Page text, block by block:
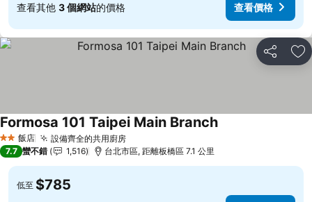
查看其他 3 個網站的價格 查看價格
分享 加
2 星級飯店 設備齊全的共用廚房
Formosa 101 Taipei Main Branch
7.7 蠻不錯 1,516 台北市區, 距離板橋區 7.1 公里
低至 $785